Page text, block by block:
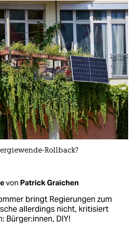
Rollback?
von Patrick Graichen
bringt Regierungen zum
allerdings nicht, kritisiert
Bürger:innen, DIY!